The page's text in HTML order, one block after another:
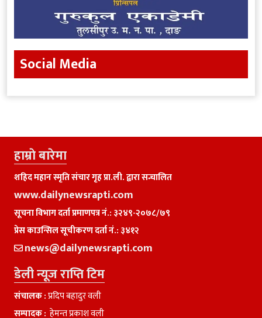
Social Media
हाम्राे बारेमा
शहिद महान स्मृति संचार गृह प्रा.ली. द्वारा सन्चालित
www.dailynewsrapti.com
सूचना विभाग दर्ता प्रमाणपत्र नं.: ३२४९-२०७८/७९
प्रेस काउन्सिल सूचीकरण दर्ता नं.: ३४१२
news@dailynewsrapti.com
डेली न्यूज राप्ति टिम
संचालक :प्रदिप बहादुर वली
सम्पादक : हेमन्त प्रकाश वली